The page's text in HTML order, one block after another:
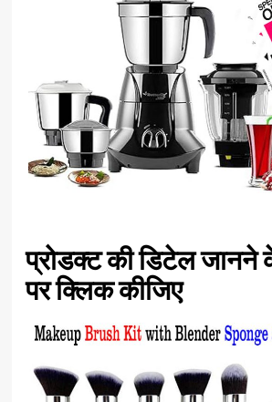
प्रोडक्ट की डिटेल जानने
पर क्लिक कीजिए